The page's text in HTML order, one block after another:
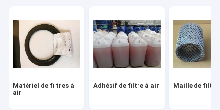
Fil pliable Mesh Cage
Matériel de filtres à
air
Adhésif de filtre à air Maille de filtre